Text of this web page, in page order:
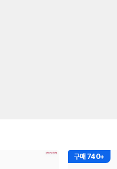
구매 740+